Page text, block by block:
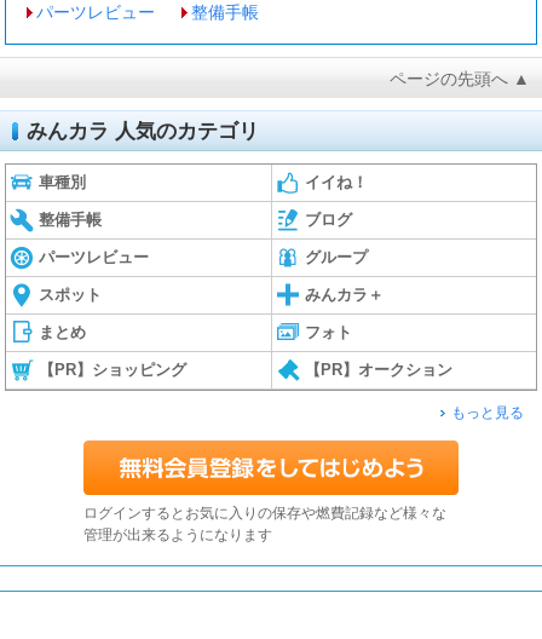
パーツレビュー 整備手帳
ページの先頭へ ▲
みんカラ 人気のカテゴリ
車種別 イイね！
整備手帳 ブログ
パーツレビュー グループ
スポット みんカラ＋
まとめ フォト
【PR】ショッピング 【PR】オークション
もっと見る
ログインするとお気に入りの保存や燃費記録など様々な
管理が出来るようになります